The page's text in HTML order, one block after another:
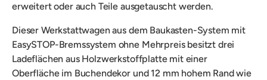
erweitert oder auch Teile ausgetauscht werden.
Dieser Werkstattwagenaus dem Baukasten-System mit
EasySTOP-Bremssystem ohne Mehrpreis besitzt drei
Ladeflächenaus Holzwerkstoffplatte mit einer
Oberfläche im Buchendekor und 12 mm hohem Rand wie